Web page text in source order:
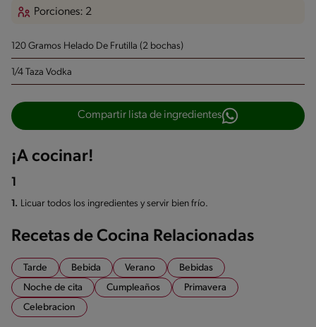
Porciones: 2
120 Gramos Helado De Frutilla (2 bochas)
1/4 Taza Vodka
Compartir lista de ingredientes
¡A cocinar!
1
1. Licuar todos los ingredientes y servir bien frío.
Recetas de Cocina Relacionadas
Tarde Bebida Verano
Bebidas
Noche de cita
Cumpleaños
Primavera
Celebracion